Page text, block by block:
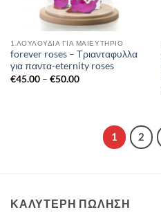
1.ΛΟΥΛΟΥΔΙΑ ΓΙΑ ΜΑΙΕΥΤΗΡΙΟ
forever roses – Τριανταφυλλα
για παντα-eternity roses
€45.00 – €50.00Price
1 2
ΚΑΛΥΤΕΡΗ ΠΩΛΗΣΗ